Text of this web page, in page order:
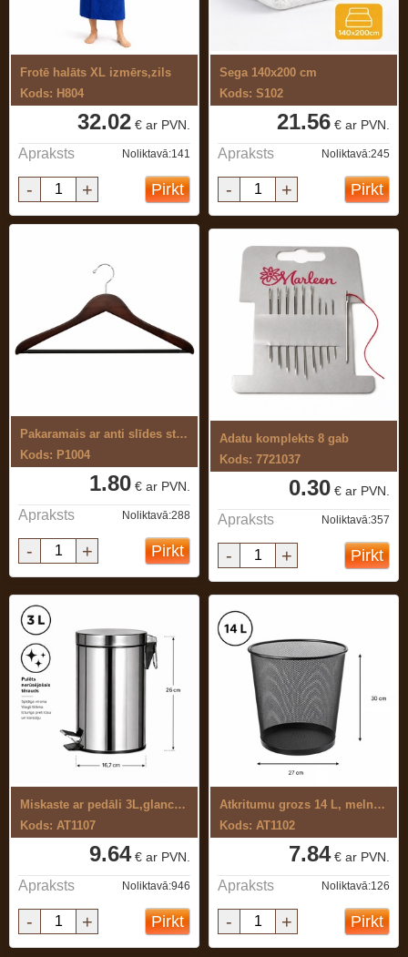
Frotē halāts XL izmērs,zils
Kods: H804
32.02 € ar PVN.
Apraksts Noliktavā:141
- + Pirkt
Sega 140x200 cm
Kods: S102
21.56 € ar PVN.
Apraksts Noliktavā:245
- + Pirkt
Pakaramais ar anti slīdes stieni ...
Kods: P1004
1.80 € ar PVN.
Apraksts Noliktavā:288
- + Pirkt
Adatu komplekts 8 gab
Kods: 7721037
0.30 € ar PVN.
Apraksts Noliktavā:357
- + Pirkt
Miskaste ar pedāli 3L,glancēta
Kods: AT1107
9.64€ ar PVN.
Apraksts Noliktavā:946
- + Pirkt
Atkritumu grozs 14 L, melns, metāla ...
Kods: AT1102
7.84€ ar PVN.
Apraksts Noliktavā:126
- + Pirkt